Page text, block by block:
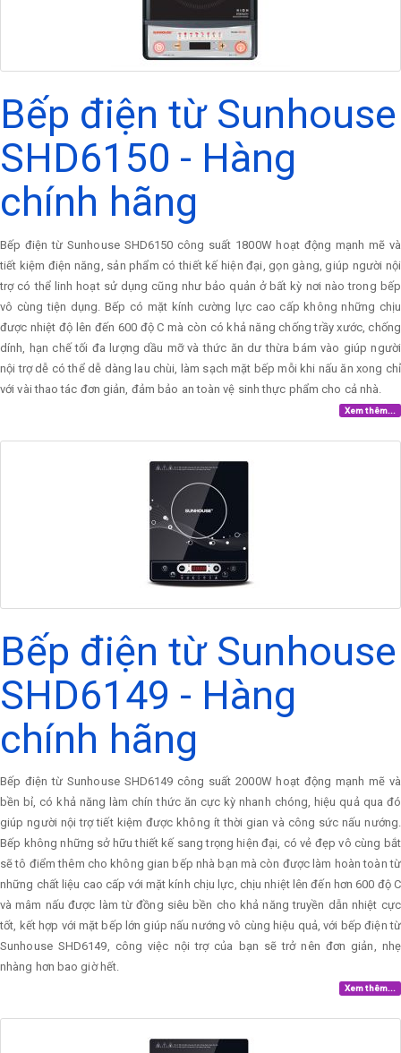
Bếp điện từ Sunhouse
SHD6150 - Hàng
chính hãng
Bếp điện từ Sunhouse SHD6150 công suất 1800W hoạt động mạnh mẽ và
tiết kiệm điện năng, sản phẩm có thiết kế hiện đại, gọn gàng, giúp người nội
trợ có thể linh hoạt sử dụng cũng như bảo quản ở bất kỳ nơi nào trong bếp
vô cùng tiện dụng. Bếp có mặt kính cường lực cao cấp không những chịu
được nhiệt độ lên đến 600 độ C mà còn có khả năng chống trầy xước, chống
dính, hạn chế tối đa lượng dầu mỡ và thức ăn dư thừa bám vào giúp người
nội trợ dễ có thể dễ dàng lau chùi, làm sạch mặt bếp mỗi khi nấu ăn xong chỉ
với vài thao tác đơn giản, đảm bảo an toàn vệ sinh thực phẩm cho cả nhà.
Xem thêm...
Bếp điện từ Sunhouse
SHD6149 - Hàng
chính hãng
Bếp điện từ Sunhouse SHD6149 công suất 2000W hoạt động mạnh mẽ và
bền bỉ, có khả năng làm chín thức ăn cực kỳ nhanh chóng, hiệu quả qua đó
giúp người nội trợ tiết kiệm được không ít thời gian và công sức nấu nướng.
Bếp không những sở hữu thiết kế sang trọng hiện đại, có vẻ đẹp vô cùng bắt
sẽ tô điểm thêm cho không gian bếp nhà bạn mà còn được làm hoàn toàn từ
những chất liệu cao cấp với mặt kính chịu lực, chịu nhiệt lên đến hơn 600 độ C
và mâm nấu được làm từ đồng siêu bền cho khả năng truyền dẫn nhiệt cực
tốt, kết hợp với mặt bếp lớn giúp nấu nướng vô cùng hiệu quả, với bếp điện từ
Sunhouse SHD6149, công việc nội trợ của bạn sẽ trở nên đơn giản, nhẹ
nhàng hơn bao giờ hết.
Xem thêm...